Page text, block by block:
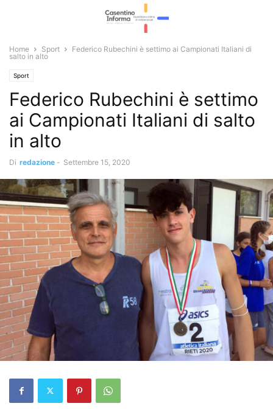
Home Sport
Federico Rubechini è settimo ai Campionati Italiani di
salto in alto
Sport
Federico Rubechini è settimo
ai Campionati Italiani di salto
in alto
Di redazione - Settembre 15, 2020